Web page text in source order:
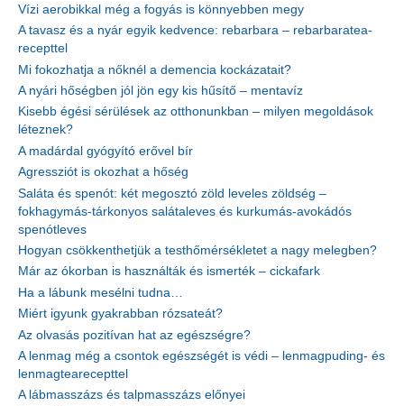
Vízi aerobikkal még a fogyás is könnyebben megy
A tavasz és a nyár egyik kedvence: rebarbara – rebarbaratea-
recepttel
Mi fokozhatja a nőknél a demencia kockázatait?
A nyári hőségben jól jön egy kis hűsítő – mentavíz
Kisebb égési sérülések az otthonunkban – milyen megoldások
léteznek?
A madárdal gyógyító erővel bír
Agressziót is okozhat a hőség
Saláta és spenót: két megosztó zöld leveles zöldség –
fokhagymás-tárkonyos salátaleves és kurkumás-avokádós
spenótleves
Hogyan csökkenthetjük a testhőmérsékletet a nagy melegben?
Már az ókorban is használták és ismerték – cickafark
Ha a lábunk mesélni tudna…
Miért igyunk gyakrabban rózsateát?
Az olvasás pozitívan hat az egészségre?
A lenmag még a csontok egészségét is védi – lenmagpuding- és
lenmagtearecepttel
A lábmasszázs és talpmasszázs előnyei